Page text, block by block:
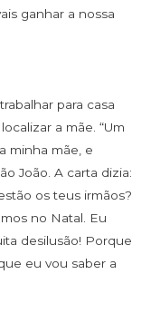
ganhar a nossa
para casa
a mãe. “Um
minha mãe, e
João. A carta dizia:
os teus irmãos?
no Natal. Eu
desilusão! Porque
eu vou saber a